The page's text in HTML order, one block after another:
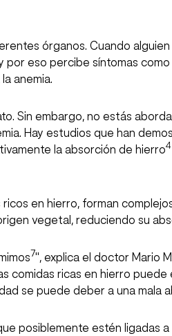
órganos. Cuando
por eso percibe síntomas
anemia.
Sin embargo, no estás
Hay estudios que han
la absorción de hierro4
en hierro, forman
vegetal, reduciendo su
7", explica el doctor Mario
comidas ricas en hierro
se puede deber a una mala
posiblemente estén ligadas